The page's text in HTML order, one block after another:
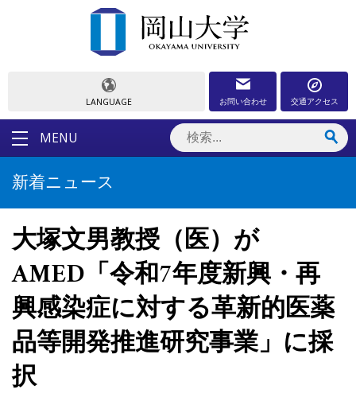
LANGUAGE お問い合わせ 交通アクセス
MENU
新着ニュース
大塚文男教授（医）が
AMED「令和7年度新興・再
興感染症に対する革新的医薬
品等開発推進研究事業」に採
択